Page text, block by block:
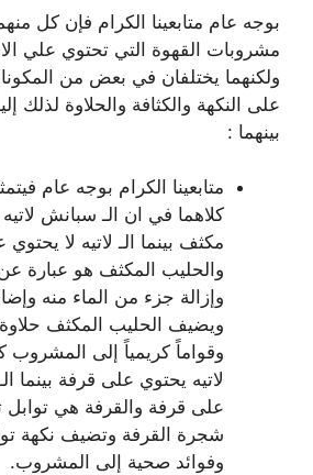
بوجه عام متابعينا الكرام فإن كل
مشروبات القهوة التي تحتوي علي
ولكنهما يختلفان في بعض من
على النكهة والكثافة والحلاوة
بينهما :
متابعينا الكرام بوجه عام
كلاهما في ان الـ سبانش
مكثف بينما الـ لاتيه لا
والحليب المكثف هو عبارة
وإزالة جزء من الماء منه
ويضيف الحليب المكثف حلاوة
وقواماً كريمياً إلى المشروب
لاتيه يحتوي على قرفة بينما
على قرفة والقرفة هي
شجرة القرفة وتضيف نكهة
وفوائد صحية إلى المشروب.